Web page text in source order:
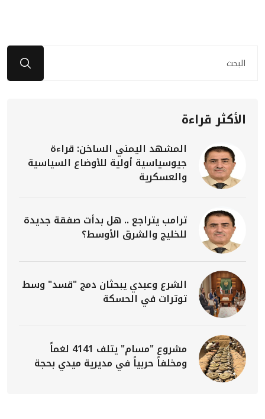
الأكثر قراءة
المشهد اليمني الساخن: قراءة
جيوسياسية أولية للأوضاع السياسية
والعسكرية
ترامب يتراجع .. هل بدأت صفقة جديدة
للخليج والشرق الأوسط؟
الشرع وعبدي يبحثان دمج "قسد" وسط
توترات في الحسكة
مشروع "مسام" يتلف 4141 لغماً
ومخلفاً حربياً في مديرية ميدي بحجة